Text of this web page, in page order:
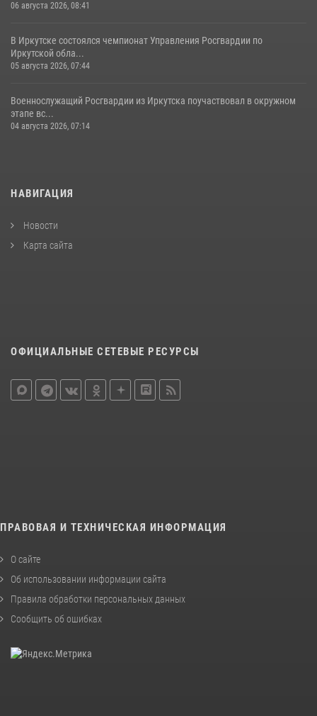
06 августа 2026, 08:41
В Иркутске состоялся чемпионат Управления Росгвардии по
Иркутской обла...
05 августа 2026, 07:44
Военнослужащий Росгвардии из Иркутска поучаствовал в окружном
этапе вс...
04 августа 2026, 07:14
НАВИГАЦИЯ
Новости
Карта сайта
ОФИЦИАЛЬНЫЕ СЕТЕВЫЕ РЕСУРСЫ
ПРАВОВАЯ И ТЕХНИЧЕСКАЯ ИНФОРМАЦИЯ
О сайте
Об использовании информации сайта
Правила обработки персональных данных
Сообщить об ошибках